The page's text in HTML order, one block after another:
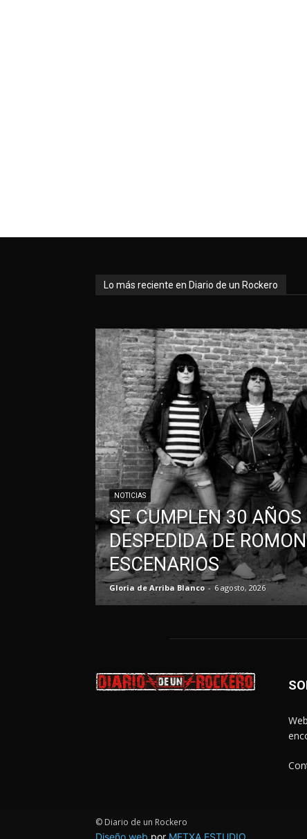
Lo más reciente en Diario de un Rockero
NOTICIAS
SE CUMPLEN 30 AÑOS
DESPEDIDA DE
ESCENARIOS
Gloria de Arriba Blanco - 6 agosto, 2026
© Diario de un Rockero
Diseño web por METXA ESTUDIO